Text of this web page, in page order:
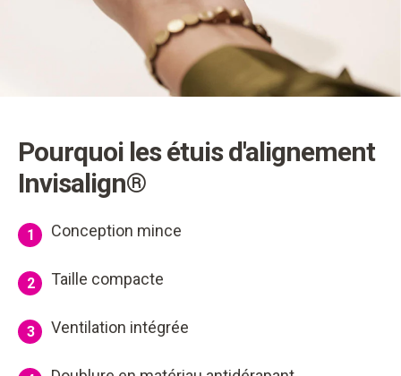
Pourquoi les étuis d'alignement
Invisalign®
1 Conception mince
2 Taille compacte
3 Ventilation intégrée